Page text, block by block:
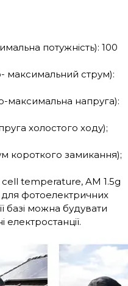
потужність): 100
максимальний струм):
максимальна напруга):
холостого ходу);
короткого замикання);
cell temperature, AM 1.5g
фотоелектричних
базі можна будувати
електростанції.